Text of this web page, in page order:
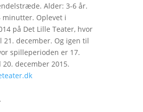
Alder: 3-6 år.
minutter. Oplevet i
på Det Lille Teater, hvor
21. december. Og igen til
spilleperioden er 17.
december 2015.